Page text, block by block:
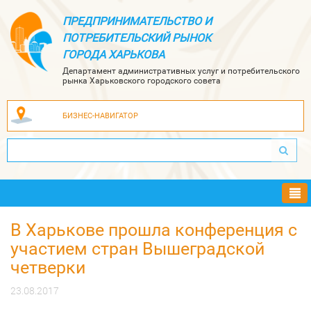
ПРЕДПРИНИМАТЕЛЬСТВО И
ПОТРЕБИТЕЛЬСКИЙ РЫНОК
ГОРОДА ХАРЬКОВА
Департамент административных услуг и потребительского
рынка Харьковского городского совета
БИЗНЕС-НАВИГАТОР
В Харькове прошла конференция с
участием стран Вышеградской
четверки
23.08.2017